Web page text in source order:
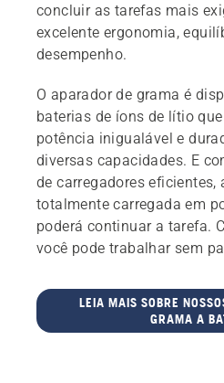
concluir as tarefas mais
excelente ergonomia,
desempenho.
O aparador de grama é
baterias de íons de lítio
potência inigualável e
diversas capacidades. E
de carregadores eficientes,
totalmente carregada em
poderá continuar a tarefa.
você pode trabalhar sem
LEIA MAIS SOBRE
GRAMA A